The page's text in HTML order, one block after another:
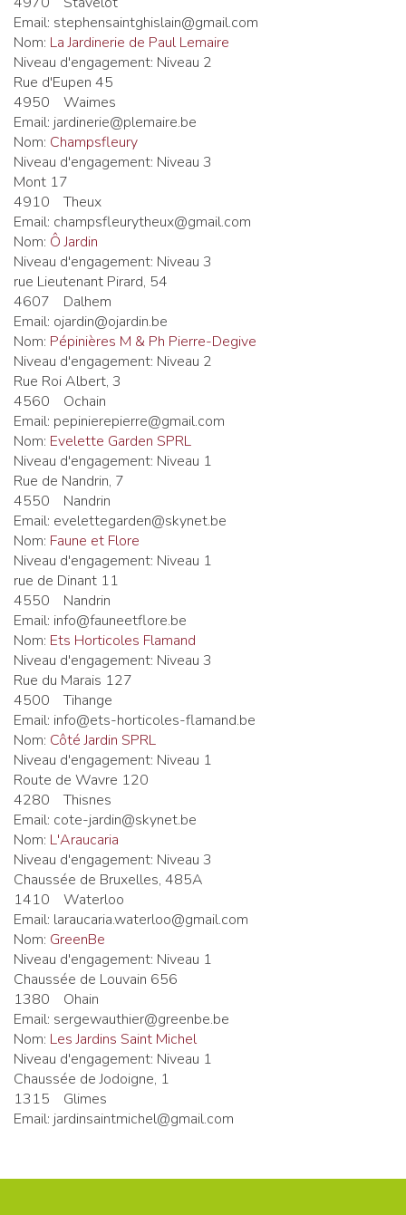
Email: stephensaintghislain@gmail.com
Nom: La Jardinerie de Paul Lemaire
Niveau d'engagement: Niveau 2
Rue d'Eupen 45
4950
Waimes
Email: jardinerie@plemaire.be
Nom: Champsfleury
Niveau d'engagement: Niveau 3
Mont 17
4910
Theux
Email: champsfleurytheux@gmail.com
Nom: Ô Jardin
Niveau d'engagement: Niveau 3
rue Lieutenant Pirard, 54
4607
Dalhem
Email: ojardin@ojardin.be
Nom: Pépinières M & Ph Pierre-Degive
Niveau d'engagement: Niveau 2
Rue Roi Albert, 3
4560
Ochain
Email: pepinierepierre@gmail.com
Nom: Evelette Garden SPRL
Niveau d'engagement: Niveau 1
Rue de Nandrin, 7
4550
Nandrin
Email: evelettegarden@skynet.be
Nom: Faune et Flore
Niveau d'engagement: Niveau 1
rue de Dinant 11
4550
Nandrin
Email: info@fauneetflore.be
Nom: Ets Horticoles Flamand
Niveau d'engagement: Niveau 3
Rue du Marais 127
4500
Tihange
Email: info@ets-horticoles-flamand.be
Nom: Côté Jardin SPRL
Niveau d'engagement: Niveau 1
Route de Wavre 120
4280
Thisnes
Email: cote-jardin@skynet.be
Nom: L'Araucaria
Niveau d'engagement: Niveau 3
Chaussée de Bruxelles, 485A
1410
Waterloo
Email: laraucaria.waterloo@gmail.com
Nom: GreenBe
Niveau d'engagement: Niveau 1
Chaussée de Louvain 656
1380
Ohain
Email: sergewauthier@greenbe.be
Nom: Les Jardins Saint Michel
Niveau d'engagement: Niveau 1
Chaussée de Jodoigne, 1
1315
Glimes
Email: jardinsaintmichel@gmail.com